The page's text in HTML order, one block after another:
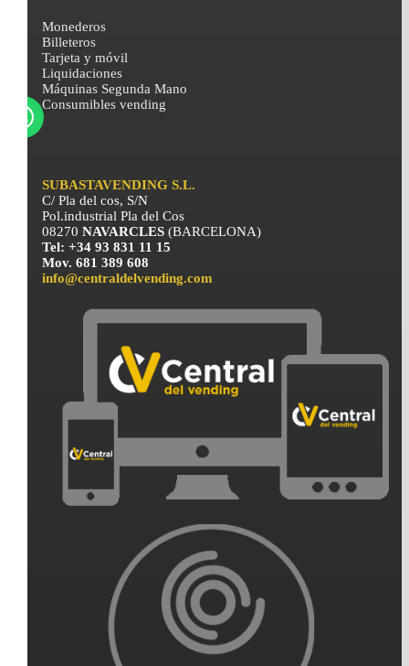
Monederos
Billeteros
Tarjeta y móvil
Liquidaciones
Máquinas Segunda Mano
Consumibles vending
SUBASTAVENDING S.L.
C/ Pla del cos, S/N
Pol.industrial Pla del Cos
08270NAVARCLES(BARCELONA)
Tel: +34 93 831 11 15
Mov. 681 389 608
info@centraldelvending.com